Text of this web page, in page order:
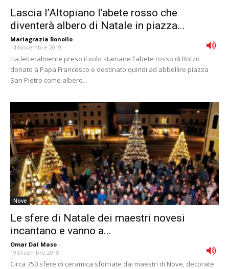
Lascia l’Altopiano l’abete rosso che
diventerà albero di Natale in piazza...
Mariagrazia Bonollo -
14 Novembre 2019
Ha letteralmente preso il volo stamane l'abete rosso di Rotzo
donato a Papa Francesco e destinato quindi ad abbellire piazza
San Pietro come albero...
Nove
Le sfere di Natale dei maestri novesi
incantano e vanno a...
Omar Dal Maso -
19 Dicembre 2018
Circa 750 sfere di ceramica sfornate dai maestri di Nove, decorate